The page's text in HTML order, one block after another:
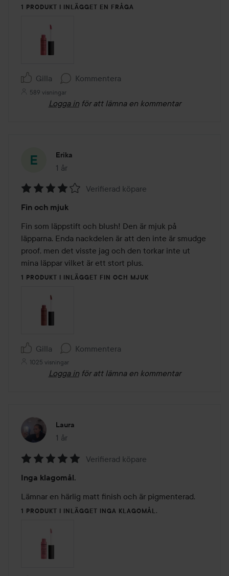
1 PRODUKT I INLÄGGET EN FRÅGA
Gilla Kommentera
589 visningar
Logga in för att lämna en kommentar
Erika
1 år
Inlägget skapades 1 år
4
av
5
Verifierad köpare
Fin och mjuk
Fin som läppstift och blush! Den är mjuk på
läpparna. Enda nackdelen är att den inte är smudge
proof, men det visste jag och den torkar inte ut
mina läppar vilket är ett stort plus.
1 PRODUKT I INLÄGGET FIN OCH MJUK
Gilla Kommentera
1025 visningar
Logga in för att lämna en kommentar
Laura
1 år
Inlägget skapades 1 år
5
av
5
Verifierad köpare
Inga klagomål.
Lämnar en härlig matt finish och är pigmenterad.
1 PRODUKT I INLÄGGET INGA KLAGOMÅL.